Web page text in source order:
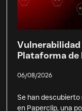
Vulnerabilidad
Plataforma de
06/08/2026
Se han
en Paperclip, una